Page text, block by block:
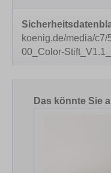
koenig.de/media/
00_Color-
Produktgalerie
Das könnte Sie